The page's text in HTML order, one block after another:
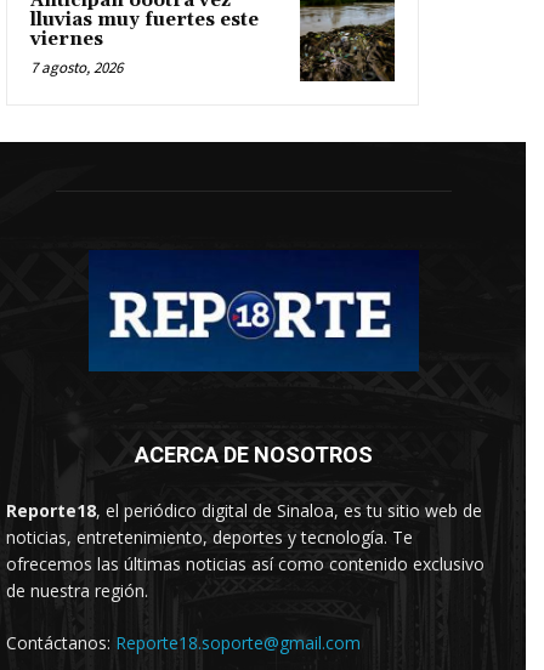
lluvias muy fuertes este
viernes
7 agosto, 2026
ACERCA DE NOSOTROS
Reporte18, el periódico digital de Sinaloa, es tu sitio web de
noticias, entretenimiento, deportes y tecnología. Te
ofrecemos las últimas noticias así como contenido exclusivo
de nuestra región.
Contáctanos: Reporte18.soporte@gmail.com